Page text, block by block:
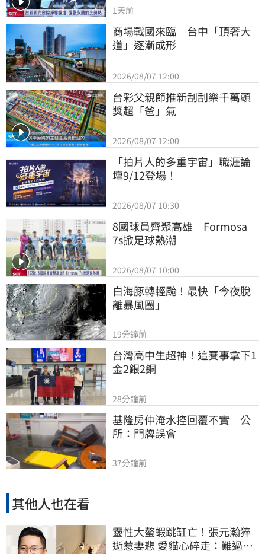
1天前
商場戰國來臨　台中「頂奢大
道」逐漸成形
2026/08/07 12:00
台彩父親節推新刮刮樂千萬頭
獎超「爸」氣
2026/08/07 12:00
「拍片人的多重宇宙」職涯論
壇9/12登場！
2026/08/07 10:30
8國球員齊聚高雄　Formosa
7s掀足球熱潮
2026/08/07 10:00
白海豚轉輕颱！最快「今夜脫
離暴風圈」
19分鐘前
台灣高中生超神！這賽事拿下1
金2銀2銅
28分鐘前
基隆房仲淹水控回覆不實　公
所：門牌誤會
37分鐘前
其他人也在看
靈性大螯蝦跳缸亡！張元瀚猝
逝惹妻悲 愛貓心碎走：難過不